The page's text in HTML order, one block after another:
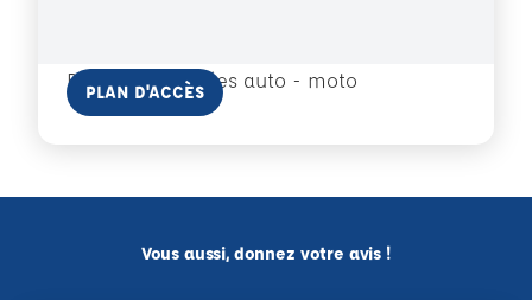
Des pistes privées auto - moto
En savoir plus
PLAN D'ACCÈS
Vous aussi, donnez votre avis !